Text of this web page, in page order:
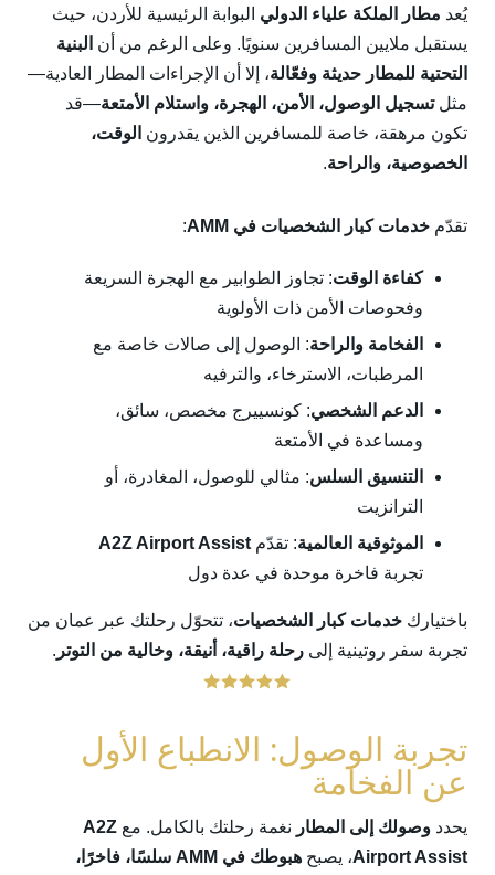
يُعد مطار الملكة علياء الدولي البوابة الرئيسية للأردن، حيث
يستقبل ملايين المسافرين سنويًا. وعلى الرغم من أن البنية
التحتية للمطار حديثة وفعّالة، إلا أن الإجراءات المطار العادية—
مثلتسجيل الوصول، الأمن، الهجرة، واستلام الأمتعة—قد
تكون مرهقة، خاصة للمسافرين الذين يقدرون الوقت،
الخصوصية، والراحة.
تقدّم خدمات كبار الشخصيات في AMM :
كفاءة الوقت: تجاوز الطوابير مع الهجرة السريعة
وفحوصات الأمن ذات الأولوية
الفخامة والراحة: الوصول إلى صالات خاصة مع
المرطبات، الاسترخاء، والترفيه
الدعم الشخصي: كونسييرج مخصص، سائق،
ومساعدة في الأمتعة
التنسيق السلس: مثالي للوصول، المغادرة، أو
الترانزيت
الموثوقية العالمية: تقدّم A2Z Airport Assist
تجربة فاخرة موحدة في عدة دول
باختيارك خدمات كبار الشخصيات، تتحوّل رحلتك عبر عمان من
تجربة سفر روتينية إلى رحلة راقية، أنيقة، وخالية من التوتر .
تجربة الوصول: الانطباع الأول
عن الفخامة
يحدد وصولك إلى المطار نغمة رحلتك بالكامل. مع A2Z
Airport Assist، يصبح
هبوطك في AMM سلسًا، فاخرًا،